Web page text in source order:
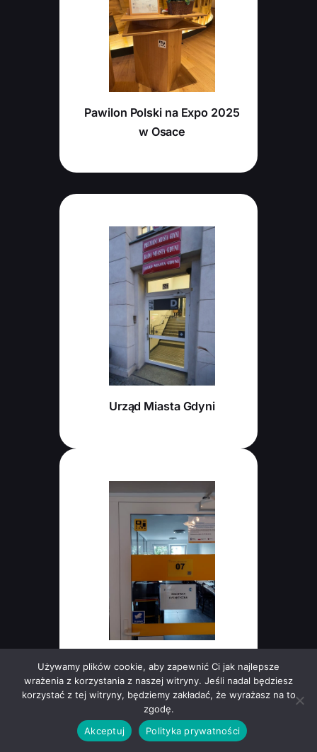
Pawilon Polski na Expo 2025
w Osace
Urząd Miasta Gdyni
PZN HOMER Bydgoszcz
Używamy plików cookie, aby zapewnić Ci jak najlepsze
wrażenia z korzystania z naszej witryny. Jeśli nadal będziesz
korzystać z tej witryny, będziemy zakładać, że wyrażasz na to
zgodę.
Akceptuj
Polityka prywatności